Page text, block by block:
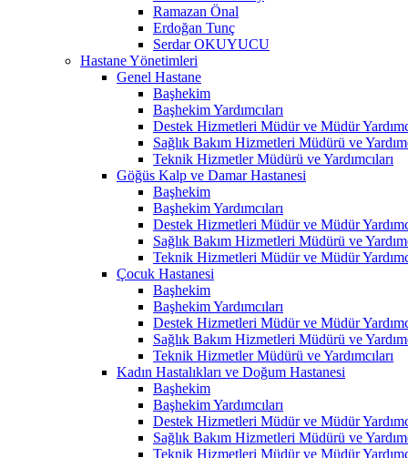
Ramazan Önal
Erdoğan Tunç
Serdar OKUYUCU
Hastane Yönetimleri
Genel Hastane
Başhekim
Başhekim Yardımcıları
Destek Hizmetleri Müdür ve Müdür
Sağlık Bakım Hizmetleri Müdürü ve
Teknik Hizmetler Müdürü ve Yardımcıları
Göğüs Kalp ve Damar Hastanesi
Başhekim
Başhekim Yardımcıları
Destek Hizmetleri Müdür ve Müdür
Sağlık Bakım Hizmetleri Müdürü ve
Teknik Hizmetleri Müdür ve Müdür
Çocuk Hastanesi
Başhekim
Başhekim Yardımcıları
Destek Hizmetleri Müdür ve Müdür
Sağlık Bakım Hizmetleri Müdürü ve
Teknik Hizmetler Müdürü ve Yardımcıları
Kadın Hastalıkları ve Doğum Hastanesi
Başhekim
Başhekim Yardımcıları
Destek Hizmetleri Müdür ve Müdür
Sağlık Bakım Hizmetleri Müdürü ve
Teknik Hizmetleri Müdür ve Müdür